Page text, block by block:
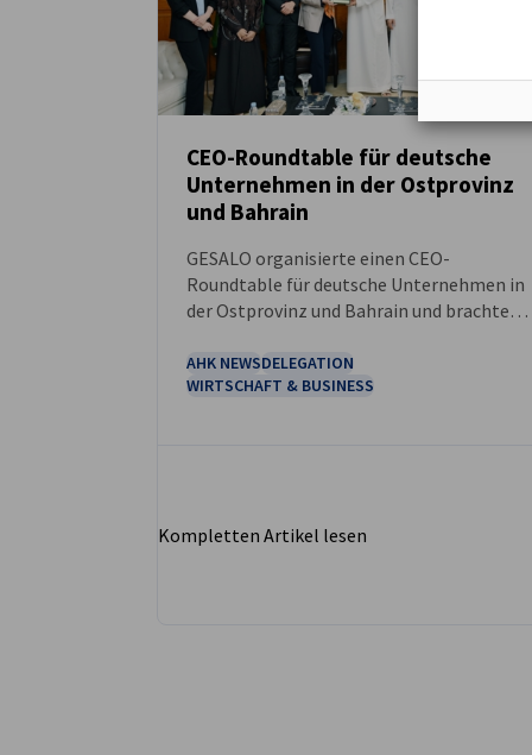
NEUIGKEITEN
CEO-Roundtable für deutsche
Unternehmen in der Ostprovinz
und Bahrain
GESALO organisierte einen CEO-
Roundtable für deutsche Unternehmen in
der Ostprovinz und Bahrain und brachte
Wirtschaft zusammen, um die aktuelle
Lage sowie jüngste wirtschaftliche
AHK NEWSDELEGATION
WIRTSCHAFT & BUSINESS
Kompletten Artikel lesen